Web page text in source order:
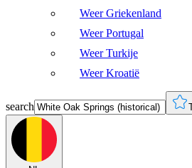
Weer Griekenland
Weer Portugal
Weer Turkije
Weer Kroatië
search